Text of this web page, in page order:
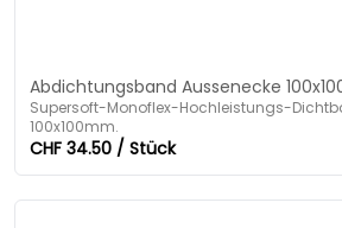
Abdichtungsband Aussenecke
Supersoft-Monoflex-Hochleistungs-
100x100mm.
CHF 34.50 / Stück